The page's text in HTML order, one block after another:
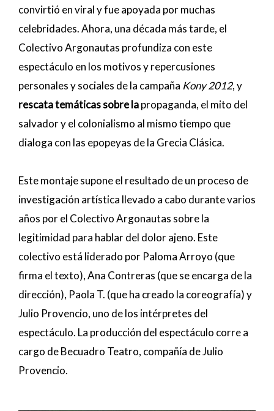
convirtió en viral y fue apoyada por muchas
celebridades. Ahora, una década más tarde, el
Colectivo Argonautas profundiza con este
espectáculo en los motivos y repercusiones
personales y sociales de la campaña Kony 2012, y
rescata temáticas sobre lapropaganda, el mito del
salvador y el colonialismo al mismo tiempo que
dialoga con las epopeyas de la Grecia Clásica.
Este montaje supone el resultado de un proceso de
investigación artística llevado a cabo durante varios
años por el Colectivo Argonautas sobre la
legitimidad para hablar del dolor ajeno. Este
colectivo está liderado por Paloma Arroyo (que
firma el texto), Ana Contreras (que se encarga de la
dirección), Paola T. (que ha creado la coreografía) y
Julio Provencio, uno de los intérpretes del
espectáculo. La producción del espectáculo corre a
cargo de Becuadro Teatro, compañía de Julio
Provencio.